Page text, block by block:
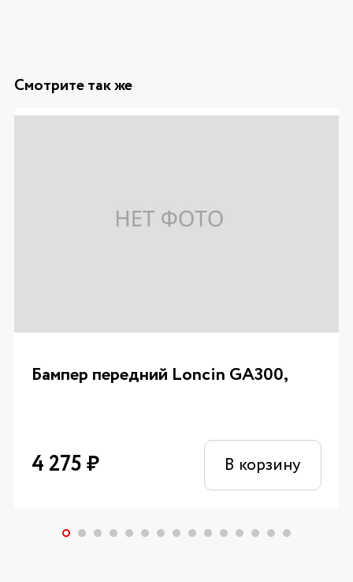
Смотрите так же
Бампер передний Loncin GA300,
4 275₽ В корзину